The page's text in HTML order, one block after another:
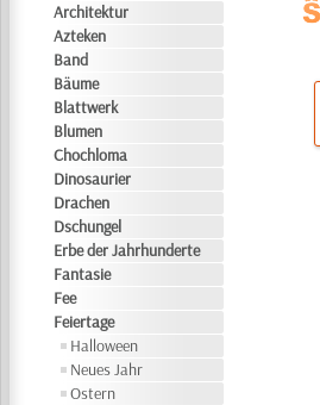
Architektur
Azteken
Band
Bäume
Blattwerk
Blumen
Chochloma
Dinosaurier
Drachen
Dschungel
Erbe der Jahrhunderte
Fantasie
Fee
Feiertage
Halloween
Neues Jahr
Ostern